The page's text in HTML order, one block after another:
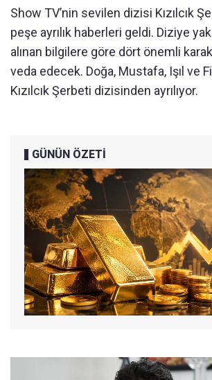
Show TV’nin sevilen dizisi Kızılcık
peşe ayrılık haberleri geldi. Diziye
alınan bilgilere göre dört önemli
veda edecek. Doğa, Mustafa, Işıl ve
Kızılcık Şerbeti dizisinden ayrılıyor.
GÜNÜN ÖZETİ